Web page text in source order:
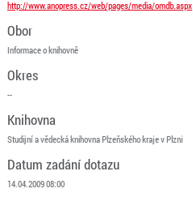
http://www.anopress.cz/web/pages/media/omdb.aspx
Obor
Informace o knihovně
Okres
--
Knihovna
Studijní a vědecká knihovna Plzeňského kraje v Plzni
Datum zadání dotazu
14.04.2009 08:00